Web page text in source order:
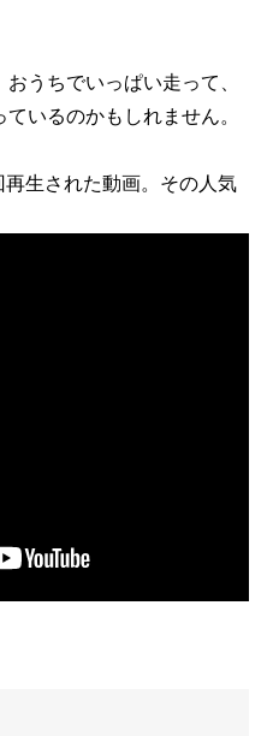
うちでいっぱい走って、
いるのかもしれません。
生された動画。その人気